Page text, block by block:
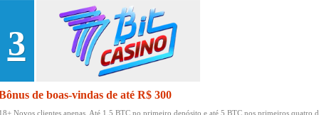
3
de boas-vindas de até R$ 300
Novos clientes apenas. Até 1,5 BTC no primeiro depósito e até 5 BTC nos primeiros quatro